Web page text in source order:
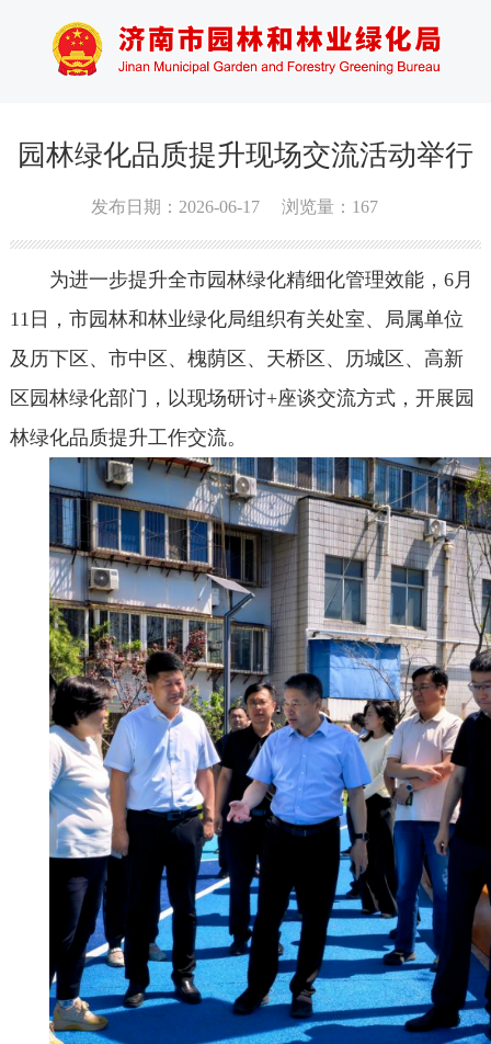
园林绿化品质提升现场交流活动举行
发布日期：2026-06-17 浏览量： 167
为进一步提升全市园林绿化精细化管理效能，6月
11日，市园林和林业绿化局组织有关处室、局属单位
及历下区、市中区、槐荫区、天桥区、历城区、高新
区园林绿化部门，以现场研讨+座谈交流方式，开展园
林绿化品质提升工作交流。